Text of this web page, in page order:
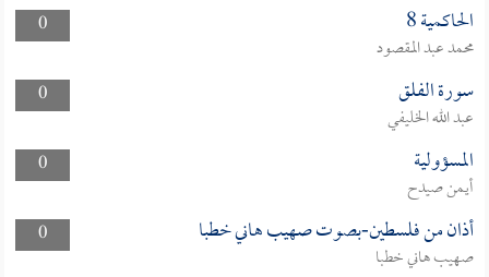
0
الحاكمية 8
محمد عبد المقصود
0
سورة الفلق
عبد الله الخليفي
0
المسؤولية
أيمن صيدح
0
أذان من فلسطين-بصوت صهيب هاني خطبا
صهيب هاني خطبا